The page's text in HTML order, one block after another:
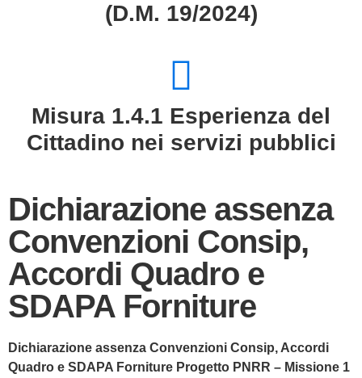
(D.M. 19/2024)
Misura 1.4.1 Esperienza del
Cittadino nei servizi pubblici
Dichiarazione assenza
Convenzioni Consip,
Accordi Quadro e
SDAPA Forniture
Dichiarazione assenza Convenzioni Consip, Accordi
Quadro e SDAPA Forniture Progetto PNRR – Missione 1